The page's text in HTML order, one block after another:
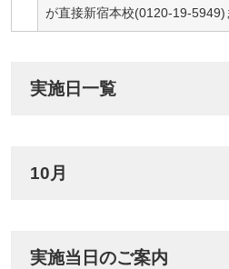
が直接新宿本校(0120-19-5949)
実施日一覧
10月
実施当日のご案内